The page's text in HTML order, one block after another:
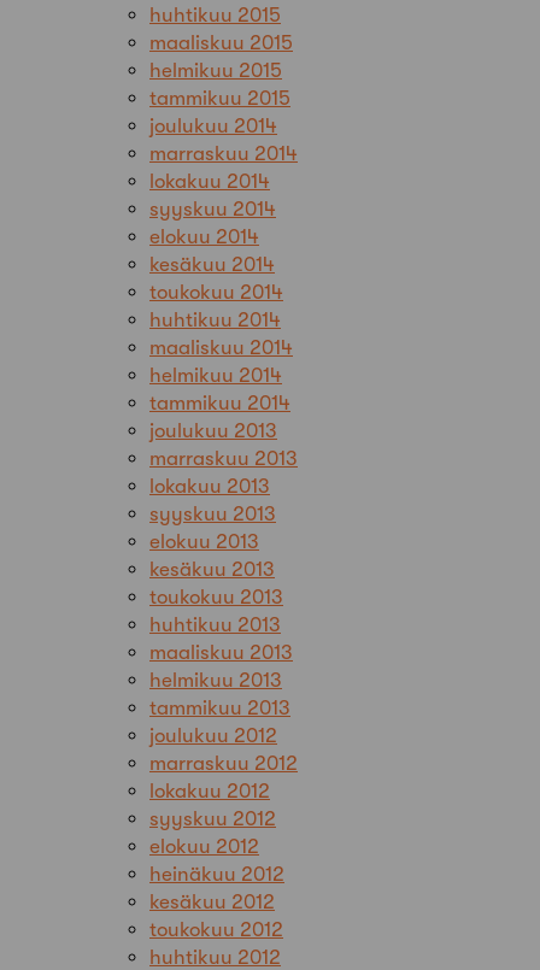
huhtikuu 2015
maaliskuu 2015
helmikuu 2015
tammikuu 2015
joulukuu 2014
marraskuu 2014
lokakuu 2014
syyskuu 2014
elokuu 2014
kesäkuu 2014
toukokuu 2014
huhtikuu 2014
maaliskuu 2014
helmikuu 2014
tammikuu 2014
joulukuu 2013
marraskuu 2013
lokakuu 2013
syyskuu 2013
elokuu 2013
kesäkuu 2013
toukokuu 2013
huhtikuu 2013
maaliskuu 2013
helmikuu 2013
tammikuu 2013
joulukuu 2012
marraskuu 2012
lokakuu 2012
syyskuu 2012
elokuu 2012
heinäkuu 2012
kesäkuu 2012
toukokuu 2012
huhtikuu 2012